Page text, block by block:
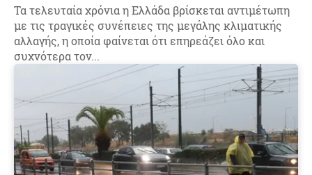
Τα τελευταία χρόνια η Ελλάδα βρίσκεται αντιμέτωπη
με τις τραγικές συνέπειες της μεγάλης κλιματικής
αλλαγής, η οποία φαίνεται ότι επηρεάζει όλο και
συχνότερα τον...